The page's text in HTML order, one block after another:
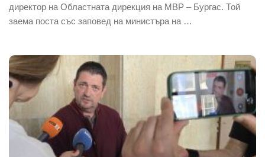
директор на Областната дирекция на МВР – Бургас. Той
заема поста със заповед на министъра на …